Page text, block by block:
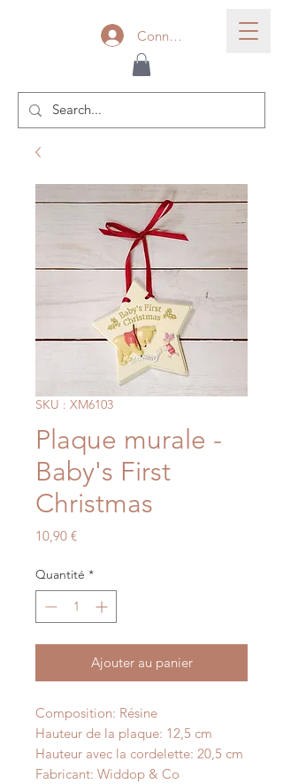
Connexion
SKU : XM6103
Plaque murale -
Baby's First
Christmas
10,90 €Prix
Quantité *
Ajouter au panier
Composition: Résine
Hauteur de la plaque: 12,5 cm
Hauteur avec la cordelette: 20,5 cm
Fabricant: Widdop & Co